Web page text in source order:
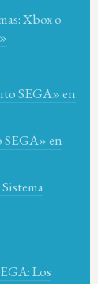
Xbox o
SEGA» en
en
Los